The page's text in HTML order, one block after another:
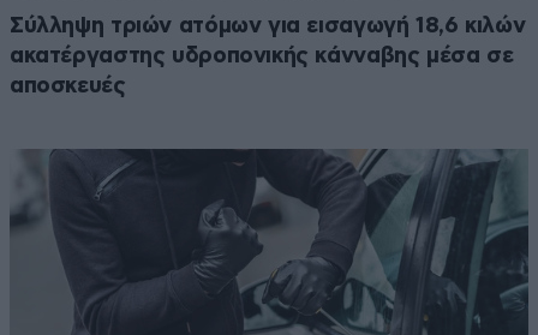
Σύλληψη τριών ατόμων για εισαγωγή 18,6 κιλών
ακατέργαστης υδροπονικής κάνναβης μέσα σε
αποσκευές